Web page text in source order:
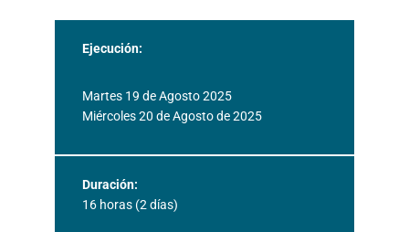
Ejecución:
Martes 19 de Agosto 2025
Miércoles 20 de Agosto de 2025
Duración:
16 horas (2 días)